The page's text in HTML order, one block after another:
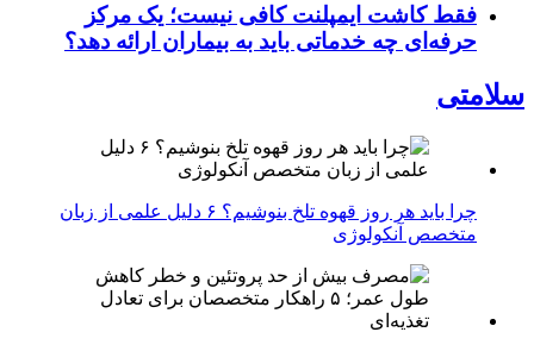
فقط کاشت ایمپلنت کافی نیست؛ یک مرکز
حرفه‌ای چه خدماتی باید به بیماران ارائه دهد؟
سلامتی
چرا باید هر روز قهوه تلخ بنوشیم؟ ۶ دلیل علمی از زبان
متخصص آنکولوژی